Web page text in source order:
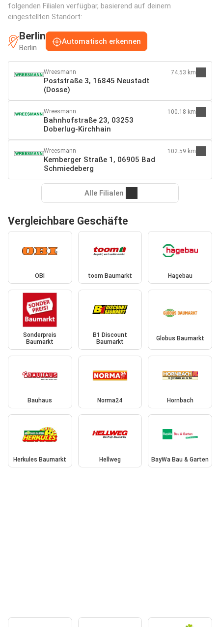
folgenden Filialen verfügbar, basierend auf deinem
eingestellten Standort:
Berlin
Berlin
Automatisch erkennen
Wreesmann
Poststraße 3, 16845 Neustadt
(Dosse)
74.53 km
Wreesmann
Bahnhofstraße 23, 03253
Doberlug-Kirchhain
100.18 km
Wreesmann
Kemberger Straße 1, 06905 Bad
Schmiedeberg
102.59 km
Alle Filialen
Vergleichbare Geschäfte
OBI toom Baumarkt Hagebau
Sonderpreis
Baumarkt
B1 Discount
Baumarkt
Globus Baumarkt
Bauhaus Norma24 Hornbach
Herkules Baumarkt Hellweg BayWa Bau & Garten